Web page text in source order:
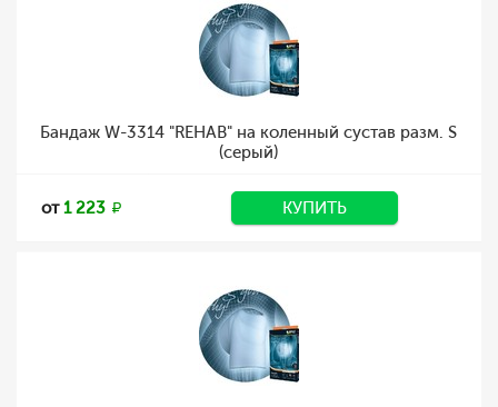
Бандаж W-3314 "REHAB" на коленный сустав разм. S
(серый)
от1 223 КУПИТЬ